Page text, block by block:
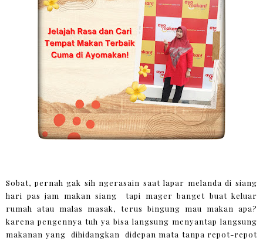
Sobat, pernah gak sih ngerasain saat lapar melanda di siang
hari pas jam makan siang tapi mager banget buat keluar
rumah atau malas masak, terus bingung mau makan apa?
karena pengennya tuh ya bisa langsung menyantap langsung
makanan yang dihidangkan didepan mata tanpa repot-repot